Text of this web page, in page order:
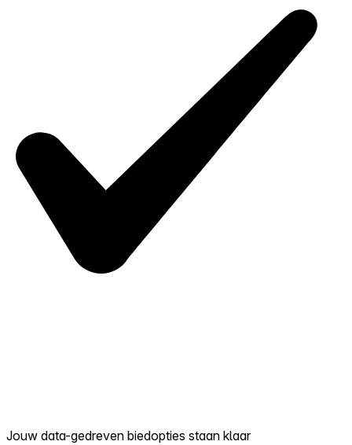
Jouw data-gedreven biedopties staan klaar